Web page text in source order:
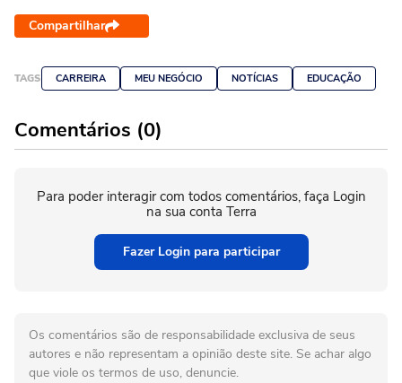
Compartilhar
TAGS CARREIRA MEU NEGÓCIO NOTÍCIAS EDUCAÇÃO
Comentários (0)
Para poder interagir com todos comentários, faça Login
na sua conta Terra
Fazer Login para participar
Os comentários são de responsabilidade exclusiva de seus
autores e não representam a opinião deste site. Se achar algo
que viole os termos de uso, denuncie.